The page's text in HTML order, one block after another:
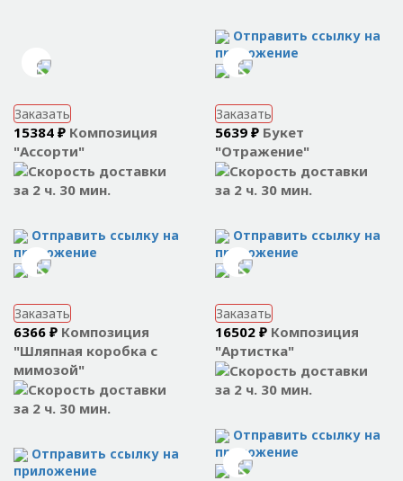
Отправить ссылку на
приложение
Заказать
15384 ₽ Композиция
"Ассорти"
за 2 ч. 30 мин.
Отправить ссылку на
приложение
Заказать
5639 ₽ Букет
"Отражение"
за 2 ч. 30 мин.
Отправить ссылку на
приложение
Заказать
6366 ₽ Композиция
"Шляпная коробка с
мимозой"
за 2 ч. 30 мин.
Отправить ссылку на
приложение
Заказать
16502 ₽ Композиция
"Артистка"
за 2 ч. 30 мин.
Отправить ссылку на
приложение